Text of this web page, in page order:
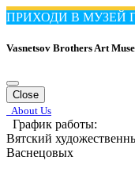
ПРИХОДИ В МУЗЕЙ
Vasnetsov Brothers Art
Close
About Us
График работы:
Вятский
Васнецовых